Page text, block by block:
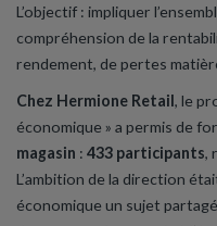
L’objectif : impliquer
compréhension de la
rendement, de pertes
Chez Hermione Retail, le
économique » a permis de
magasin : 433 participants,
L’ambition de la direction
économique un sujet